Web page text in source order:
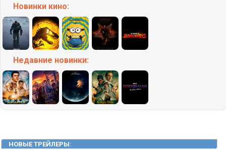
Новинки кино:
Недавние новинки:
НОВЫЕ ТРЕЙЛЕРЫ: